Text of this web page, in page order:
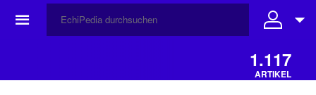
☰
1.117
ARTIKEL